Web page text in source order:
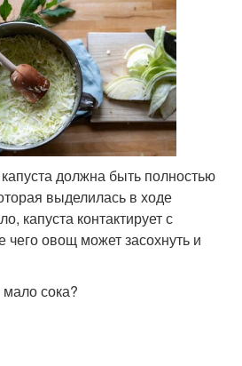
должна быть полностью
выделилась в ходе
капуста контактирует с
чего овощ может засохнуть и
сока?